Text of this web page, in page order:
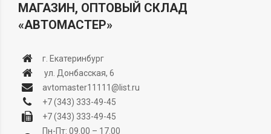
МАГАЗИН, ОПТОВЫЙ СКЛАД
«АВТОМАСТЕР»
г. Екатеринбург
ул. Донбасская, 6
avtomaster11111@list.ru
+7 (343) 333-49-45
+7 (343) 333-49-45
Пн-Пт: 09.00 – 17.00